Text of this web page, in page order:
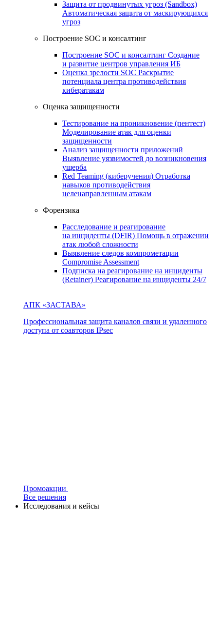
Защита от продвинутых угроз (Sandbox)
Автоматическая защита от маскирующихся
угроз
Построение SOC и консалтинг
Построение SOC и консалтинг Создание
и развитие центров управления ИБ
Оценка зрелости SOC Раскрытие
потенциала центра противодействия
кибератакам
Оценка защищенности
Тестирование на проникновение (пентест)
Моделирование атак для оценки
защищенности
Анализ защищенности приложений
Выявление уязвимостей до возникновения
ущерба
Red Teaming (киберучения) Отработка
навыков противодействия
целенаправленным атакам
Форензика
Расследование и реагирование
на инциденты (DFIR) Помощь в отражении
атак любой сложности
Выявление следов компрометации
Compromise Assessment
Подписка на реагирование на инциденты
(Retainer) Реагирование на инциденты 24/7
АПК «ЗАСТАВА»
Профессиональная защита каналов связи и удаленного
доступа от соавторов IPsec
Промоакции
Все решения
Исследования и кейсы